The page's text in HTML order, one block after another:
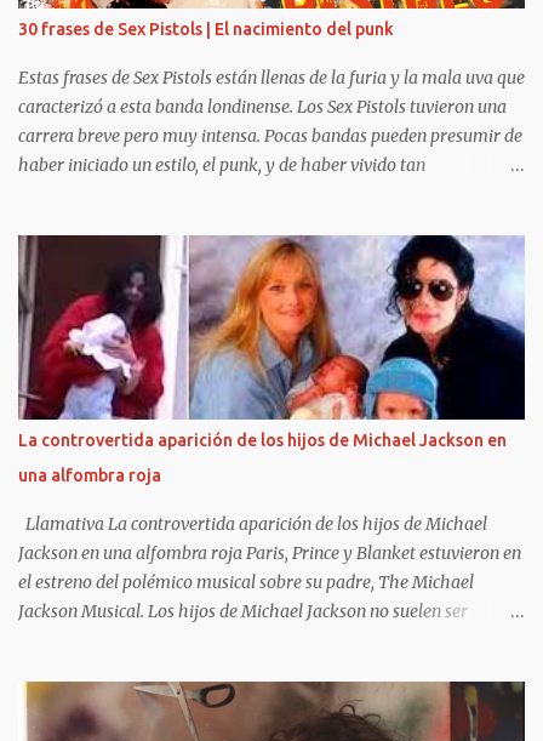
30 frases de Sex Pistols | El nacimiento del punk
Estas frases de Sex Pistols están llenas de la furia y la mala uva que
caracterizó a esta banda londinense. Los Sex Pistols tuvieron una
carrera breve pero muy intensa. Pocas bandas pueden presumir de
haber iniciado un estilo, el punk, y de haber vivido tan
liarse a insultos con un presentador de televisión), hacerse
famosos por sus conciertos y apariciones en público (que
acostumbraban, como mínimo, en acabar en caos y destrucción) e
influenciar en toda una generación. Las frases de Sex Pistols te
harán recordar algunas de sus canciones y algunos de los álbumes
más importantes del siglo XX , God save the queen y Anarchy in
the UK . Sin duda, la sombra de los Pistols es alargada y su
influencia llega a nuestros días. Sus gritos y su música infernal
pueden llegar a resultar de lo más liberadores.
https://frasesdelavida.com/frases-de-sex-pis...
La controvertida aparición de los hijos de Michael Jackson en
una alfombra roja
Llamativa La controvertida aparición de los hijos de Michael
Jackson en una alfombra roja Paris, Prince y Blanket estuvieron en
el estreno del polémico musical sobre su padre, The Michael
Jackson Musical. Los hijos de Michael Jackson no suelen ser
regla y el motivo estuvo rodeado de controversias. Los tres - Paris,
Prince y Blanket- dieron su presente en la función de avant